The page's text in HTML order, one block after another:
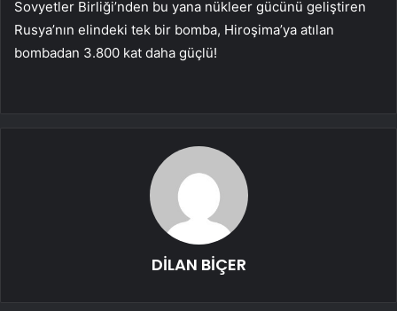
Sovyetler Birliği’nden bu yana nükleer gücünü geliştiren
Rusya’nın elindeki tek bir bomba, Hiroşima’ya atılan
bombadan 3.800 kat daha güçlü!
DİLAN BİÇER